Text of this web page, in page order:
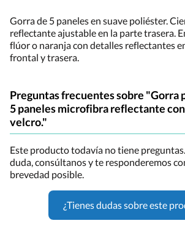
Gorra de 5 paneles en suave poliéster.
reflectante ajustable en la parte trasera.
flúor o naranja con detalles reflectantes
frontal y trasera.
Preguntas frecuentes sobre "Gorra
5 paneles microfibra reflectante
velcro."
Este producto todavía no tiene
duda, consúltanos y te responderemos
brevedad posible.
¿Tienes dudas sobre este